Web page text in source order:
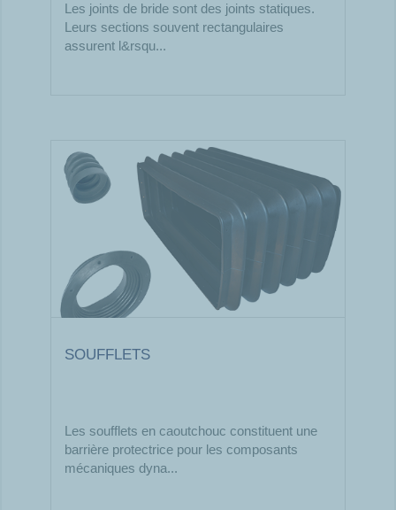
Les joints de bride sont des joints statiques.
Leurs sections souvent rectangulaires
assurent l&rsqu...
SOUFFLETS
Les soufflets en caoutchouc constituent une
barrière protectrice pour les composants
mécaniques dyna...